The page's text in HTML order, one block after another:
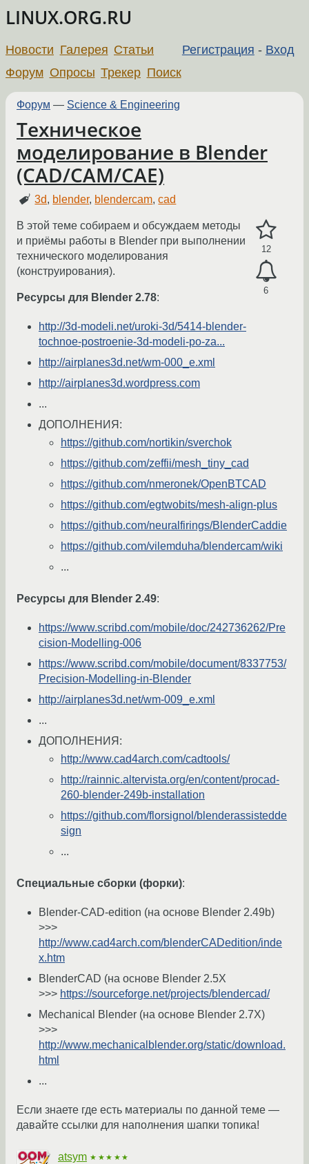
LINUX.ORG.RU
Регистрация - Вход
Новости Галерея Статьи
Форум Опросы Трекер Поиск
Форум — Science & Engineering
Техническое
моделирование в Blender
(CAD/CAM/CAE)
3d, blender, blendercam,cad
12
6
В этой теме собираем и обсуждаем методы
и приёмы работы в Blender при выполнении
технического моделирования
(конструирования).
Ресурсы для Blender 2.78:
http://3d-modeli.net/uroki-3d/5414-blender-
tochnoe-postroenie-3d-modeli-po-za...
http://airplanes3d.net/wm-000_e.xml
http://airplanes3d.wordpress.com
...
ДОПОЛНЕНИЯ:
https://github.com/nortikin/sverchok
https://github.com/zeffii/mesh_tiny_cad
https://github.com/nmeronek/OpenBTCAD
https://github.com/egtwobits/mesh-align-plus
https://github.com/neuralfirings/BlenderCaddie
https://github.com/vilemduha/blendercam/wiki
...
Ресурсы для Blender 2.49:
https://www.scribd.com/mobile/doc/242736262/Pre
cision-Modelling-006
https://www.scribd.com/mobile/document/8337753/
Precision-Modelling-in-Blender
http://airplanes3d.net/wm-009_e.xml
...
ДОПОЛНЕНИЯ:
http://www.cad4arch.com/cadtools/
http://rainnic.altervista.org/en/content/procad-
260-blender-249b-installation
https://github.com/florsignol/blenderassistedde
sign
...
Специальные сборки (форки):
Blender-CAD-edition (на основе Blender 2.49b)
>>>
http://www.cad4arch.com/blenderCADedition/inde
x.htm
BlenderCAD (на основе Blender 2.5X
>>> https://sourceforge.net/projects/blendercad/
Mechanical Blender (на основе Blender 2.7X)
>>>
http://www.mechanicalblender.org/static/download.
html
...
Если знаете где есть материалы по данной теме —
давайте ссылки для наполнения шапки топика!
atsym ★★★★★